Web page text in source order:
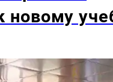
новому